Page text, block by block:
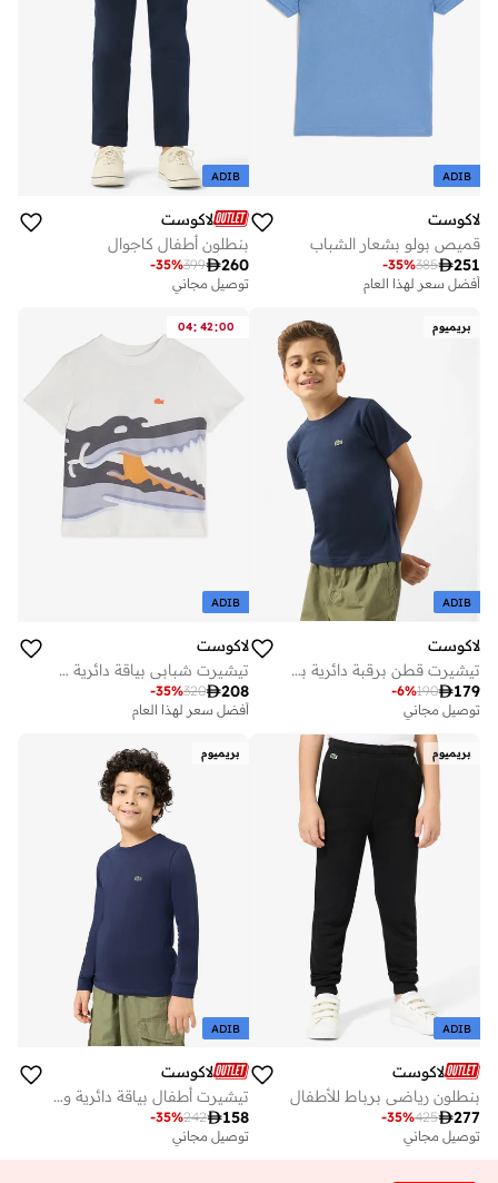
ADIB
لاكوست
قميص بولو بشعار الشباب
251
385
-35%
أفضل سعر لهذا العام
توصيل مجاني
ADIB
لاكوست
بنطلون أطفال كاجوال
260
399
-35%
توصيل مجاني
بريميوم
ADIB
لاكوست
تيشيرت قطن برقبة دائرية بشعار للأطفال
179
190
-6%
توصيل مجاني
04: 42:00
ADIB
لاكوست
تيشيرت شبابي بياقة دائرية وطبعة
208
320
-35%
أفضل سعر لهذا العام
أفضل سعر لهذا العام
توصيل مجاني
بريميوم
ADIB
لاكوست
بنطلون رياضي برباط للأطفال
277
425
-35%
توصيل مجاني
بريميوم
ADIB
لاكوست
تيشيرت أطفال بياقة دائرية وشعار
158
242
-35%
توصيل مجاني